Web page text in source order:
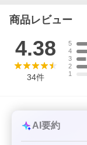
商品レビュー
4.38
34件
5
4
3
2
1
AI要約